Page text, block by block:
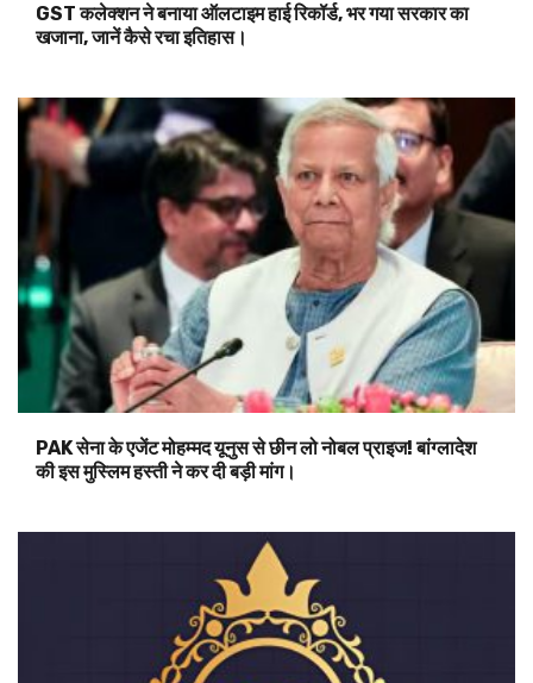
GST कलेक्शन ने बनाया ऑलटाइम हाई रिकॉर्ड, भर गया सरकार का
खजाना, जानें कैसे रचा इतिहास।
PAK सेना के एजेंट मोहम्मद यूनुस से छीन लो नोबल प्राइज! बांग्लादेश
की इस मुस्लिम हस्ती ने कर दी बड़ी मांग।